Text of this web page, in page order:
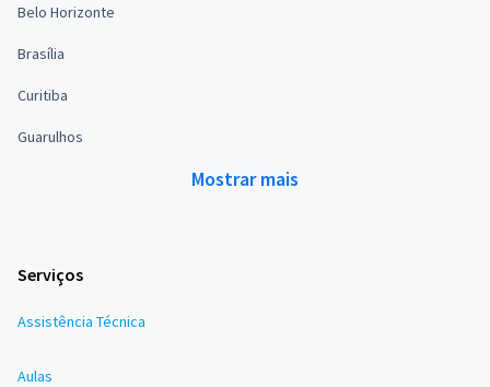
Belo Horizonte
Brasília
Curitiba
Guarulhos
Mostrar mais
Serviços
Assistência Técnica
Aulas